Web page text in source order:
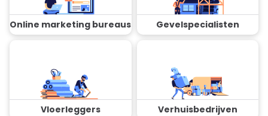
Online marketing bureaus Gevelspecialisten
Vloerleggers Verhuisbedrijven